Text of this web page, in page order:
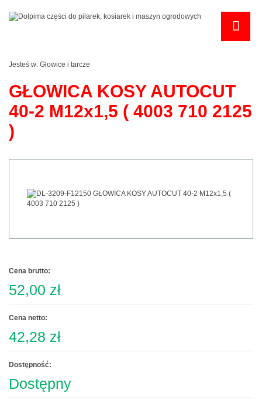
Jesteś w: Głowice i tarcze
GŁOWICA KOSY AUTOCUT
40-2 M12x1,5 ( 4003 710 2125
)
Cena brutto:
52,00 zł
Cena netto:
42,28 zł
Dostępność:
Dostępny